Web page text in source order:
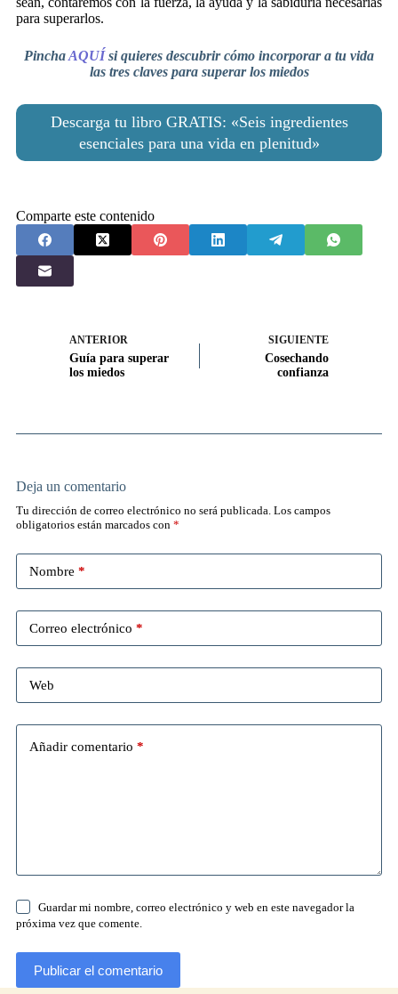
para superarlos.
PinchaAQUÍsi quieres descubrir cómo incorporar a tu vida
las tres claves para superar los miedos
Descarga tu libro GRATIS: «Seis ingredientes
esenciales para una vida en plenitud»
Comparte este contenido
ANTERIOR
Guía para superar
los miedos
SIGUIENTE
Cosechando
confianza
Deja un comentario
Tu dirección de correo electrónico no será publicada. Los campos
obligatorios están marcados con *
Nombre *
Correo electrónico *
Web
Añadir comentario *
Guardar mi nombre, correo electrónico y web en este navegador la
próxima vez que comente.
Publicar el comentario